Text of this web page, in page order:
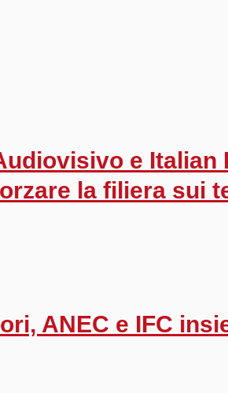
e
la filiera sui
ANEC e IFC